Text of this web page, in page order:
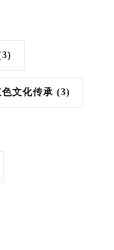
文化传承 (3)